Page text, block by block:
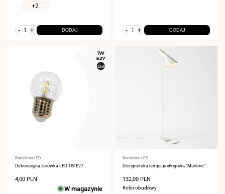
+2
- + DODAJ - + DODAJ
Dostawca:
Barcelona LED
Dekoracyjna żarówka LED 1W E27
Cena
4,00 PLN
W magazynie
Dostawca:
Barcelona LED
Designerska lampa podłogowa "Marlene".
Cena
sprzedaży
132,00 PLN
Kolor obudowy